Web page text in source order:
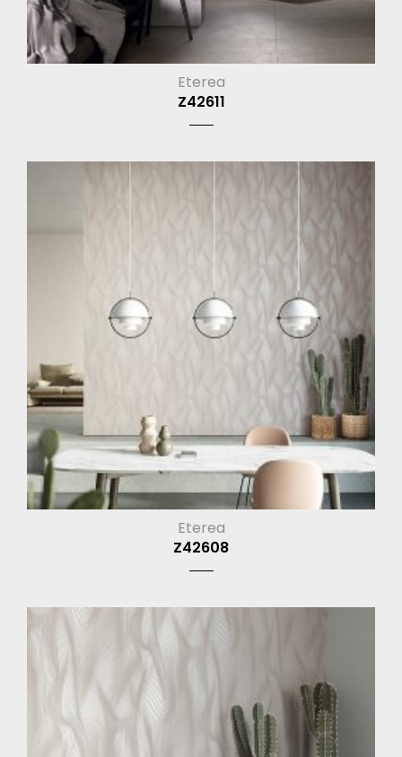
Eterea
Z42611
Eterea
Z42608